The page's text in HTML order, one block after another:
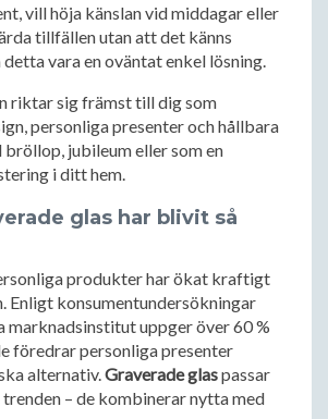
vill höja känslan vid middagar eller
tillfällen utan att det känns
vara en oväntat enkel lösning.
riktar sig främst till dig som
personliga presenter och hållbara
bröllop, jubileum eller som en
i ditt hem.
glas har blivit så
produkter har ökat kraftigt
Enligt konsumentundersökningar
marknadsinstitut uppger över 60 %
föredrar personliga presenter
alternativ. Graverade glaspassar
– de kombinerar nytta med